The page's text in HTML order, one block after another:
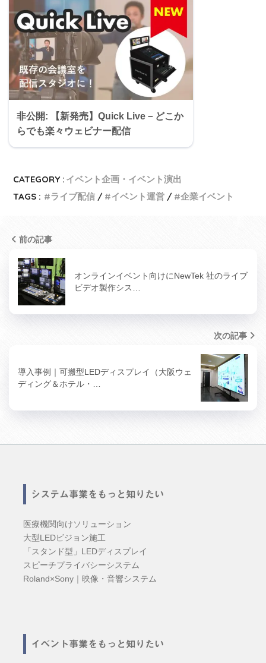
非公開: 【新発売】Quick Live－どこか
らでも楽々ウェビナー配信
CATEGORY : イベント企画・イベント演出
TAGS :
ライブ配信 イベント運営 企業イベント
前の記事
オンラインイベント向けにNewTek 社のライブ
ビデオ製作シス…
次の記事
導入事例｜可搬型LEDディスプレイ（大阪ウェ
ディング＆ホテル・…
システム事業をもっと知りたい
医療機関向けソリューション
大型LEDビジョン施工
「スタンド型」LEDディスプレイ
スピーチプライバシーシステム
Roland×Sony｜映像・音響システム
イベント事業をもっと知りたい